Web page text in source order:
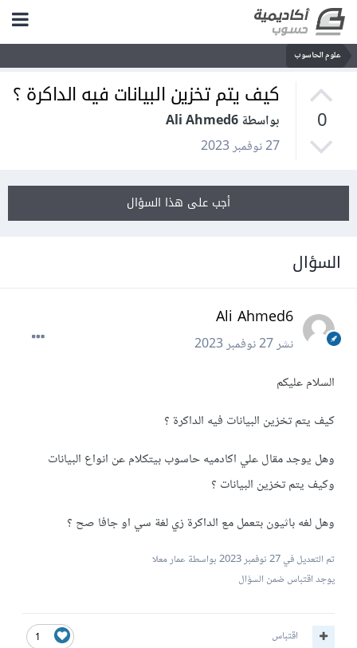
علوم الحاسوب
0
كيف يتم تخزين البيانات فيه الداكرة ؟
بواسطة Ali Ahmed6
27 نوفمبر 2023
أجب على هذا السؤال
السؤال
Ali Ahmed6
نشر27 نوفمبر 2023
السلام عليكم
كيف يتم تخزين البيانات فيه الداكرة ؟
وهل يوجد مقال علي اكادميه حاسوب بيتكلام عن انواع البيانات
وكيف يتم تخزين البيانات ؟
وهل لغه باثيون بتعمل مع الداكرة زي لغة سي او جافا صح ؟
تم التعديل في27 نوفمبر 2023
بواسطة عمار معلا
يوجد اقتباس ضمن السؤال
1 اقتباس